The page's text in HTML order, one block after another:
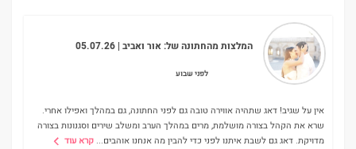
לפני שבוע
המלצות מהחתונה של:אור ואביב | 05.07.26
אין על שגיב! דאג שתהיה אווירה טובה גם לפני החתונה, גם במהלך ואפילו אחרי.
שרא את הקהל בצורה מושלמת, מרים במהלך הערב ומשלב שירים וסגנונות בצורה
מדויקת. דאג גם לשבת איתנו לפני כדי להבין מה אנחנו אוהבים... קרא עוד